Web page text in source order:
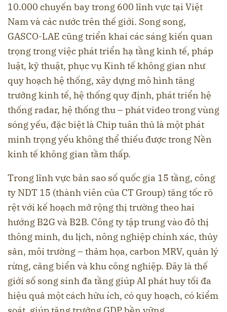
10.000 chuyến bay trong 600 lĩnh vực tại Việt
Nam và các nước trên thế giới. Song song,
GASCO-LAE cũng triển khai các sáng kiến quan
trọng trong việc phát triển hạ tầng kinh tế, pháp
luật, kỹ thuật, phục vụ Kinh tế không gian như
quy hoạch hệ thống, xây dựng mô hình tăng
trưởng kinh tế, hệ thống quy định, phát triển hệ
thống radar, hệ thống thu – phát video trong vùng
sóng yếu, đặc biệt là Chip tuân thủ là một phát
minh trọng yếu không thể thiếu được trong Nền
kinh tế không gian tầm thấp.
Trong lĩnh vực bản sao số quốc gia 15 tầng, công
ty NDT 15 (thành viên của CT Group) tăng tốc rõ
rệt với kế hoạch mở rộng thị trường theo hai
hướng B2G và B2B. Công ty tập trung vào đô thị
thông minh, du lịch, nông nghiệp chính xác, thủy
sản, môi trường – thảm họa, carbon MRV, quản lý
rừng, cảng biển và khu công nghiệp. Đây là thế
giới số song sinh đa tầng giúp AI phát huy tối đa
hiệu quả một cách hữu ích, có quy hoạch, có kiểm